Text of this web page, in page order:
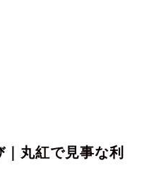
丸紅で見事な利